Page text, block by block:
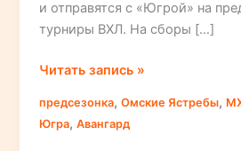
и отправятся с «Югрой» на
турниры ВХЛ. На сборы […]
На
с
«Югрой»
Читать запись »
предсезонка,Омские Ястребы,
Югра,Авангард